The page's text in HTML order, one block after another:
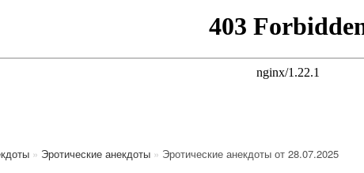
» Эротические анекдоты » Эротические анекдоты от 28.07.2025